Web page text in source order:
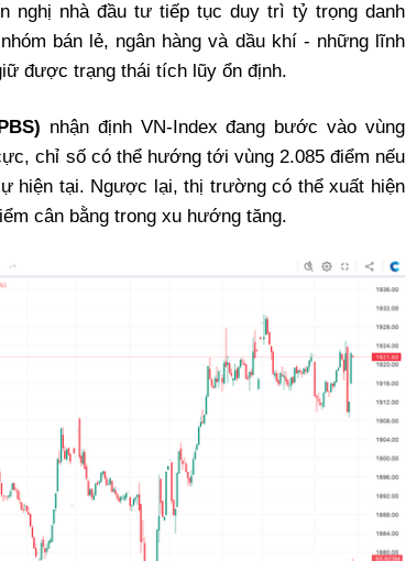
nghị nhà đầu tư tiếp tục duy trì tỷ trọng danh
bán lẻ, ngân hàng và dầu khí - những lĩnh
được trạng thái tích lũy ổn định.
nhận định VN-Index đang bước vào vùng
chỉ số có thể hướng tới vùng 2.085 điểm nếu
hiện tại. Ngược lại, thị trường có thể xuất hiện
cân bằng trong xu hướng tăng.